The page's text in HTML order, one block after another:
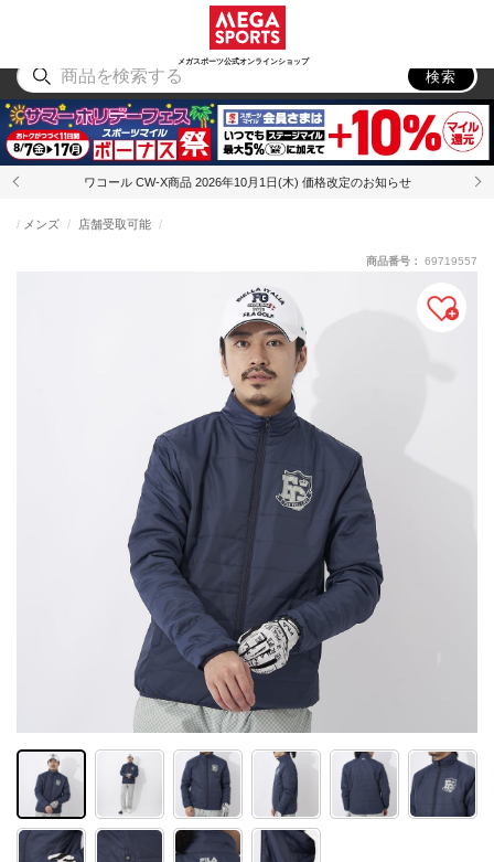
メガスポーツ公式オンラインショップ
アウトドア
検索
ワコール CW-X商品 2026年10月1日(木) 価格改定のお知らせ
メンズ 店舗受取可能
商品番号： 69719557